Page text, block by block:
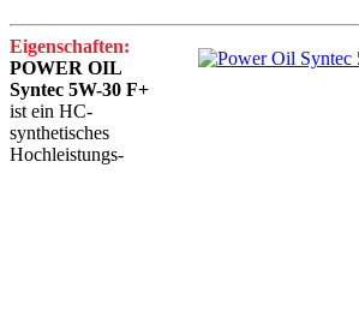
Eigenschaften:
POWER OIL
Syntec 5W-30 F+
ist ein HC-
synthetisches
Hochleistungs-